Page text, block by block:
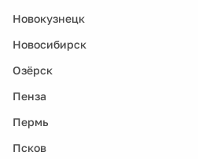
Новокузнецк
Новосибирск
Озёрск
Пенза
Пермь
Псков